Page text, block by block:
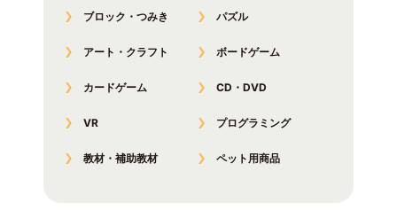
ブロック・つみき パズル
アート・クラフト ボードゲーム
カードゲーム CD・DVD
VR プログラミング
教材・補助教材 ペット用商品